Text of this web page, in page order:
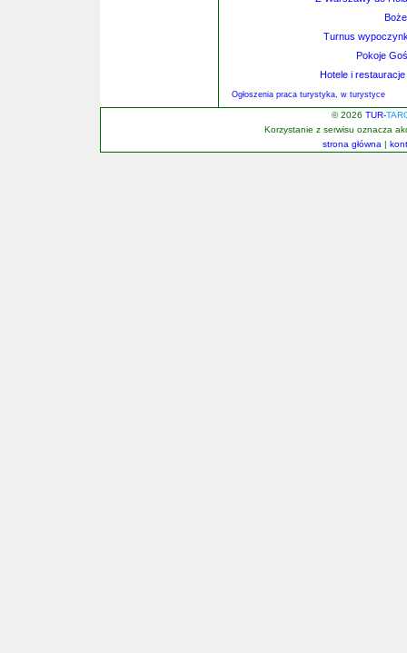
Turnus
Pokoje
Hotele i
Ogłoszenia praca turystyka, w turystyce
© 2026 TUR-
Korzystanie z serwisu oznacza
strona główna |